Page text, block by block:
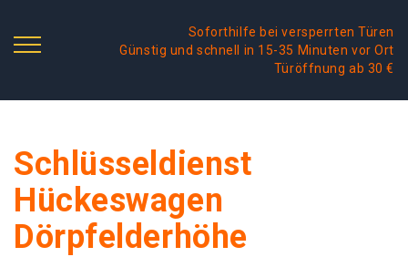
Soforthilfe bei versperrten Türen
Günstig und schnell in 15-35 Minuten vor Ort
Türöffnung ab 30 €
Schlüsseldienst
Hückeswagen
Dörpfelderhöhe